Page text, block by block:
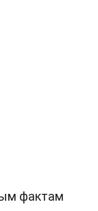
фактам